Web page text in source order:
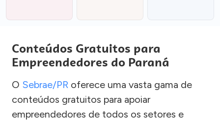
Conteúdos Gratuitos para
Empreendedores do Paraná
O Sebrae/PR oferece uma vasta gama de
conteúdos gratuitos para apoiar
empreendedores de todos os setores e